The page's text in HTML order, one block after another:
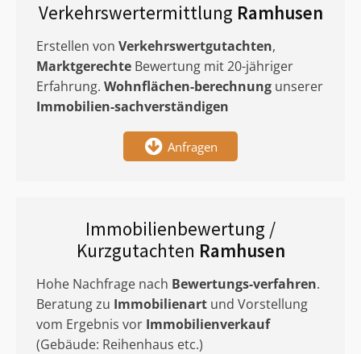
Verkehrswertermittlung Ramhusen
Erstellen von Verkehrswertgutachten,
Marktgerechte Bewertung mit 20-jähriger
Erfahrung. Wohnflächen-berechnung unserer
Immobilien-sachverständigen
Anfragen
Immobilienbewertung /
Kurzgutachten Ramhusen
Hohe Nachfrage nach Bewertungs-verfahren.
Beratung zu Immobilienart und Vorstellung
vom Ergebnis vor Immobilienverkauf
(Gebäude: Reihenhaus etc.)